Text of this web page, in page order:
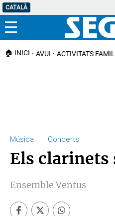
CATALÀ
Menú
🏠 INICI AVUI ACTIVITATS
Música · Concerts
Els clarinets
Ensemble Ventus